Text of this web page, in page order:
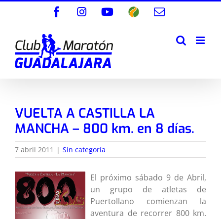
FacebookInstagramYouTube
WikilocCorreo
VUELTA A CASTILLA LA
MANCHA – 800 km. en 8 días.
7 abril 2011 | Sin categoría
El próximo sábado 9 de Abril,
un grupo de atletas de
Puertollano comienzan la
aventura de recorrer 800 km.